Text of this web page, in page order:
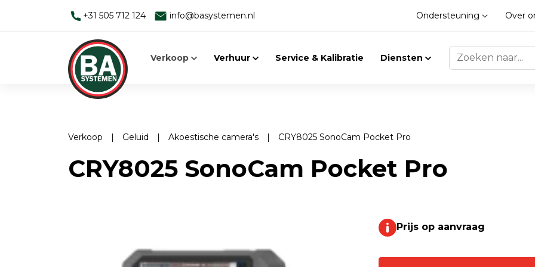
+31 505 712 124 info@basystemen.nl Ondersteuning Over
Verkoop
Alleen werken
Man Down Systeem
EMV-meters
Trilling
Trillingsmeters
Verhuur
Man-down systemen Gasdetectie
Service & Kalibratie Diensten
Verkoop | Geluid | Akoestische camera's | CRY8025 SonoCam Pocket Pro
CRY8025 SonoCam Pocket Pro
Prijs op aanvraag